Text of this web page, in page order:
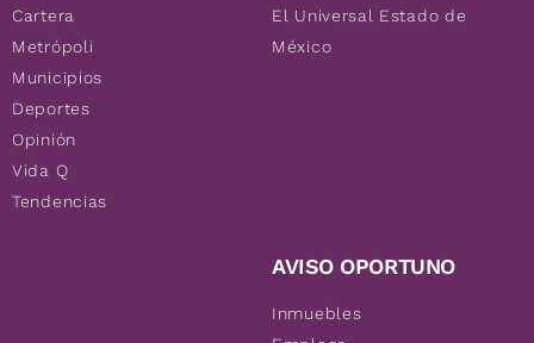
Cartera
Metrópoli
Municipios
Deportes
Opinión
Vida Q
Tendencias
El Universal Estado de
México
AVISO OPORTUNO
Inmuebles